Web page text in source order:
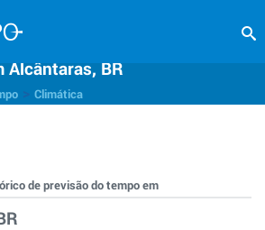
Alcântaras, BR
Climática
de previsão do tempo em